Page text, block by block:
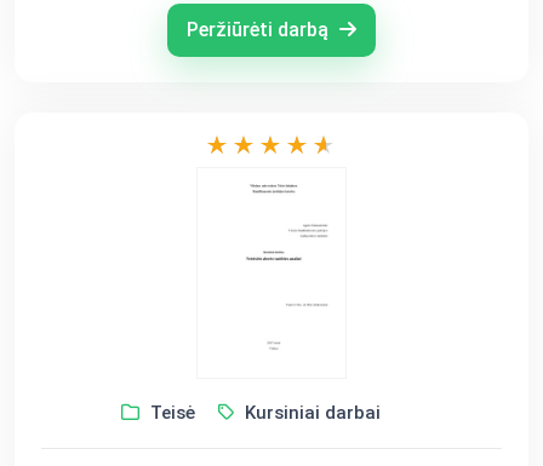
Peržiūrėti darbą
Teisė Kursiniai darbai